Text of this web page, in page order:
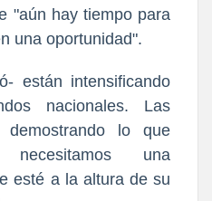
"aún hay tiempo para
una oportunidad".
están intensificando
nacionales. Las
demostrando lo que
una
esté a la altura de su